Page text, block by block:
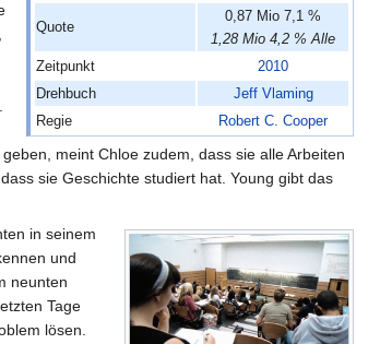
Quote
0,87 Mio 7,1 %
1,28 Mio 4,2 % Alle
Zeitpunkt
2010
Drehbuch
Jeff Vlaming
Regie
Robert C. Cooper
meint Chloe zudem, dass sie alle Arbeiten
sie Geschichte studiert hat. Young gibt das
in seinem
und
neunten
Tage
lösen.